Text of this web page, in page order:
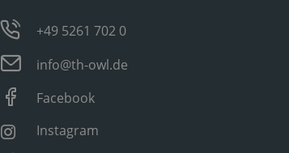
+49 5261 702 0
info@th-owl.de
Facebook
Instagram